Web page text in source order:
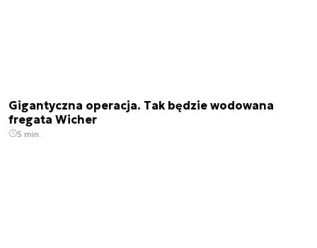
Gigantyczna operacja. Tak będzie wodowana
fregata Wicher
5 min.